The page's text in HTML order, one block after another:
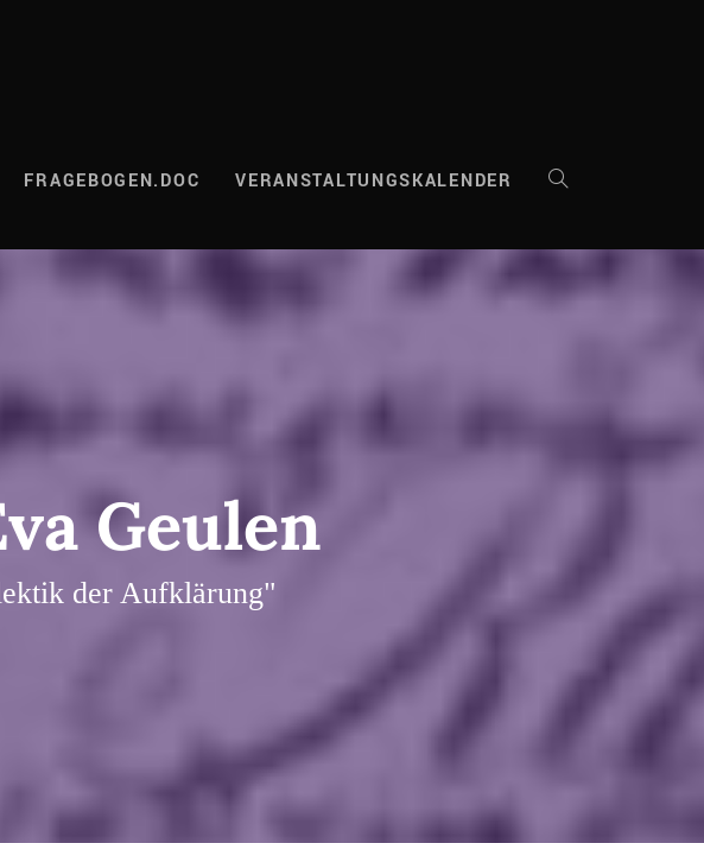
FRAGEBOGEN.DOC VERANSTALTUNGSKALENDER WEBSITE-
Geulen
der Aufklärung"